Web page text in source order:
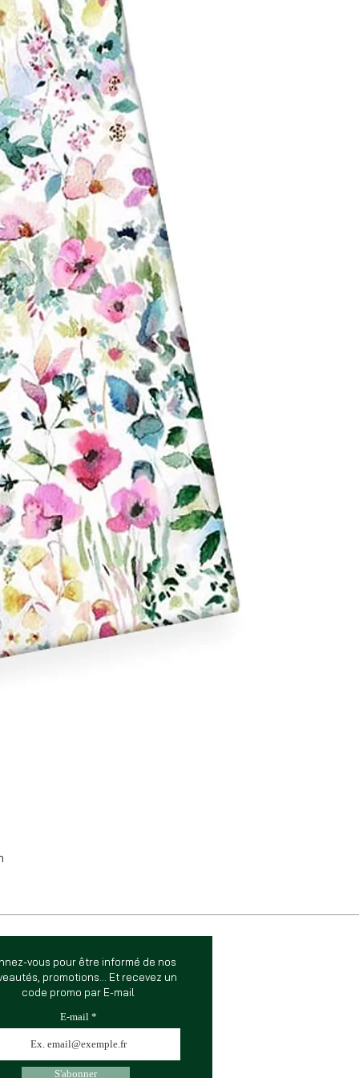
vous pour être informé de nos
promotions... Et recevez un
code promo par E-mail
E-mail
S'abonner